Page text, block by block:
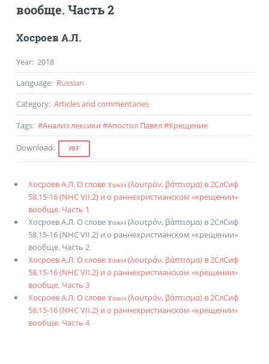
вообще. Часть 2
Хосроев А.Л.
Year: 2018
Language: Russian
Category: Articles and commentaries
Tags: #Анализ лексики #Апостол Павел#Крещение
Download: PDF
Хосроев А.Л. О слове ϫⲱⲕⲙ (λουτρόν, βάπτισμα) в 2СлСиф
58.15-16 (NHC VII.2) и о раннехристианском «крещении»
вообще. Часть 1
Хосроев А.Л. О слове ϫⲱⲕⲙ (λουτρόν, βάπτισμα) в 2СлСиф
58.15-16 (NHC VII.2) и о раннехристианском «крещении»
вообще. Часть 2
Хосроев А.Л. О слове ϫⲱⲕⲙ (λουτρόν, βάπτισμα) в 2СлСиф
58.15-16 (NHC VII.2) и о раннехристианском «крещении»
вообще. Часть 3
Хосроев А.Л. О слове ϫⲱⲕⲙ (λουτρόν, βάπτισμα) в 2СлСиф
58.15-16 (NHC VII.2) и о раннехристианском «крещении»
вообще. Часть 4